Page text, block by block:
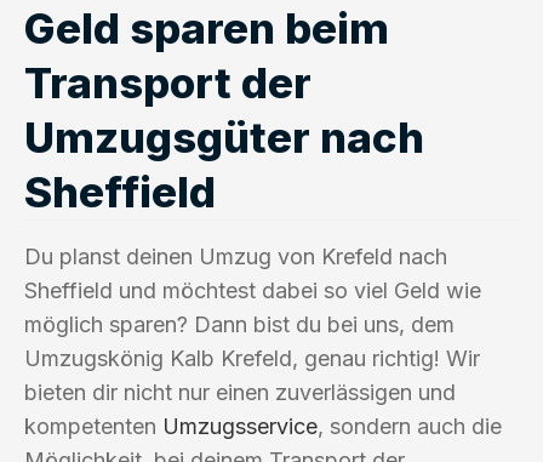
Geld sparen beim
Transport der
Umzugsgüter nach
Sheffield
Du planst deinen Umzug von Krefeld nach
Sheffield und möchtest dabei so viel Geld wie
möglich sparen? Dann bist du bei uns, dem
Umzugskönig Kalb Krefeld, genau richtig! Wir
bieten dir nicht nur einen zuverlässigen und
kompetenten Umzugsservice, sondern auch die